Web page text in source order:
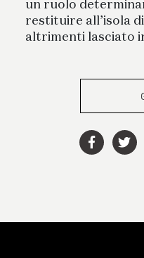
un ruolo
restituire all’isola
altrimenti lasciato